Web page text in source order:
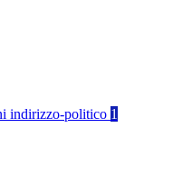
indirizzo-politico 1